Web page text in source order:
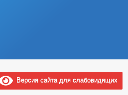
Версия сайта для слабовидящих